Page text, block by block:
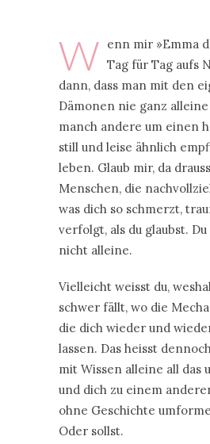
W enn mir »Emma
Tag für Tag aufs
dann, dass man mit den
Dämonen nie ganz
manch andere um einen
still und leise ähnlich
leben. Glaub mir, da
Menschen, die
was dich so schmerzt,
verfolgt, als du glaubst.
nicht alleine.
Vielleicht weisst du,
schwer fällt, wo die
die dich wieder und
lassen. Das heisst
mit Wissen alleine all das
und dich zu einem
ohne Geschichte
Oder sollst.